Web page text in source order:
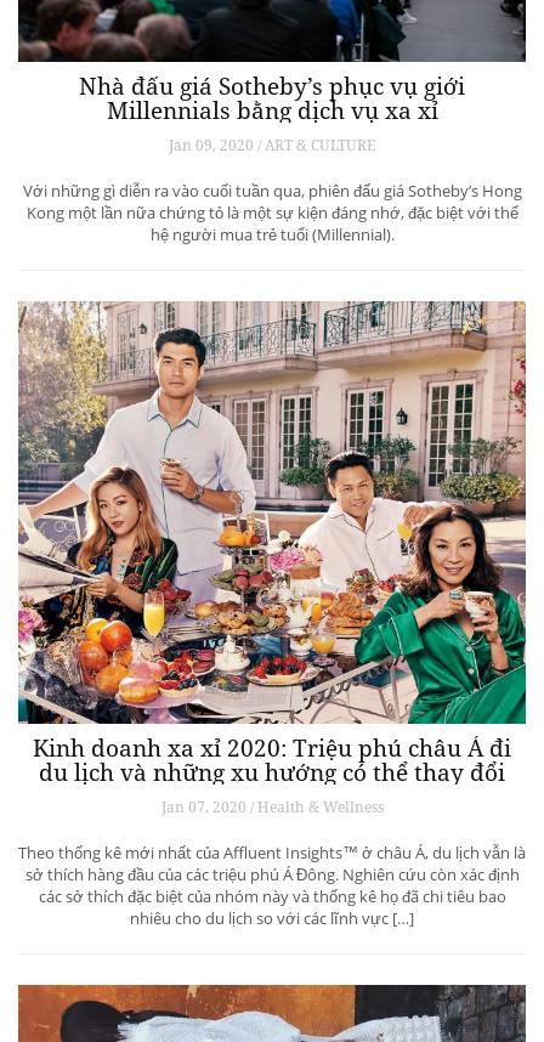
Nhà đấu giá Sotheby’s phục vụ giới
Millennials bằng dịch vụ xa xỉ
Jan 09, 2020 / ART & CULTURE
Với những gì diễn ra vào cuối tuần qua, phiên đấu giá Sotheby’s Hong
Kong một lần nữa chứng tỏ là một sự kiện đáng nhớ, đặc biệt với thế
hệ người mua trẻ tuổi (Millennial).
Kinh doanh xa xỉ 2020: Triệu phú châu Á đi
du lịch và những xu hướng có thể thay đổi
ngành du lịch thượng lưu
Jan 07, 2020 / Health & Wellness
Theo thống kê mới nhất của Affluent Insights™ ở châu Á, du lịch vẫn là
sở thích hàng đầu của các triệu phú Á Đông. Nghiên cứu còn xác định
các sở thích đặc biệt của nhóm này và thống kê họ đã chi tiêu bao
nhiêu cho du lịch so với các lĩnh vực […]